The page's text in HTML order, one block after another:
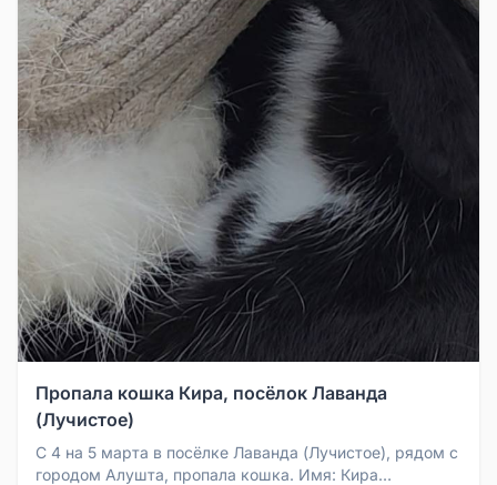
Пропала кошка Кира, посёлок Лаванда
(Лучистое)
С 4 на 5 марта в посёлке Лаванда (Лучистое), рядом с
городом Алушта, пропала кошка. Имя: Кира